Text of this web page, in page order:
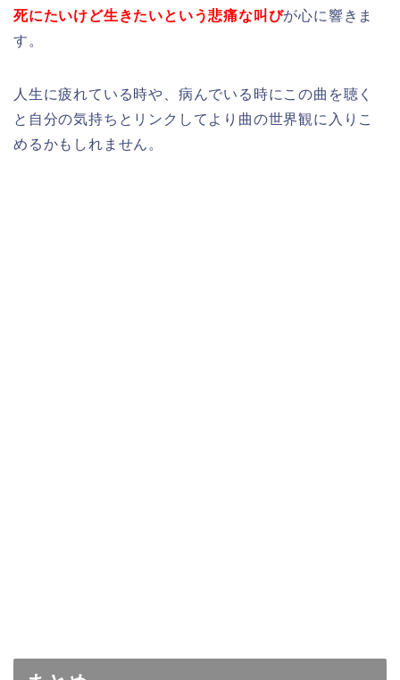
死にたいけど生きたいという悲痛な叫びが心に響きま
す。
人生に疲れている時や、病んでいる時にこの曲を聴く
と自分の気持ちとリンクしてより曲の世界観に入りこ
めるかもしれません。